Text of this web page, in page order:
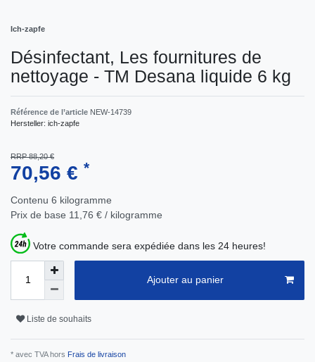
Ich-zapfe
Désinfectant, Les fournitures de
nettoyage - TM Desana liquide 6 kg
Référence de l’article NEW-14739
Hersteller: ich-zapfe
RRP 88,20 €
70,56 € *
Contenu 6 kilogramme
Prix de base 11,76 € / kilogramme
Votre commande sera expédiée dans les 24 heures!
Ajouter au panier
Liste de souhaits
* avec TVA hors Frais de livraison